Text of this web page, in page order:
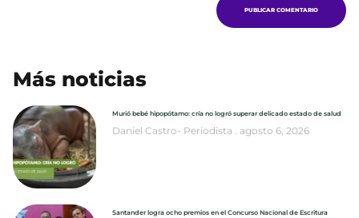
Más noticias
Murió bebé hipopótamo: cría no logró superar delicado estado de salud
Daniel Castro- Periodista agosto 6, 2026
Santander logra ocho premios en el Concurso Nacional de Escritura